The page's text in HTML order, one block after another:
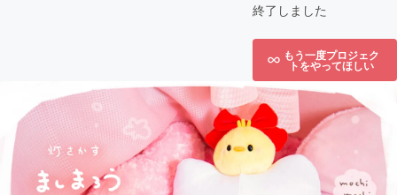
終了しました
もう一度プロジェク
トをやってほしい